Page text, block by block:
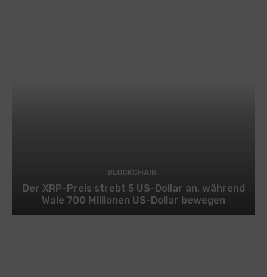
BLOCKCHAIN
Der XRP-Preis strebt 5 US-Dollar an, während
Wale 700 Millionen US-Dollar bewegen